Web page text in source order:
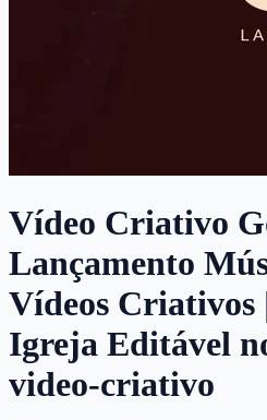
Vídeo Criativo
Lançamento
Vídeos Criativos
Igreja Editável
video-criativo